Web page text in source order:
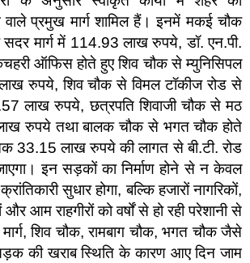
वाले प्रमुख मार्ग शामिल हैं। इनमें मकई चौक
मार्ग में 114.93 लाख रुपये, डॉ. एन.पी.
ऑफिस होते हुए शिव चौक से म्युनिसिपल
रुपये, शिव चौक से विमल टॉकीज रोड से
लाख रुपये, छत्रपति शिवाजी चौक से मठ
रुपये तथा बालक चौक से भगत चौक होते
33.15 लाख रुपये की लागत से बी.टी. रोड
जाएगा। इन सड़कों का निर्माण होने से न केवल
सुधार होगा, बल्कि हजारों नागरिकों,
और आम राहगीरों को वर्षों से हो रही परेशानी से
शिव चौक, रामबाग चौक, भगत चौक जैसे
की खराब स्थिति के कारण आए दिन जाम